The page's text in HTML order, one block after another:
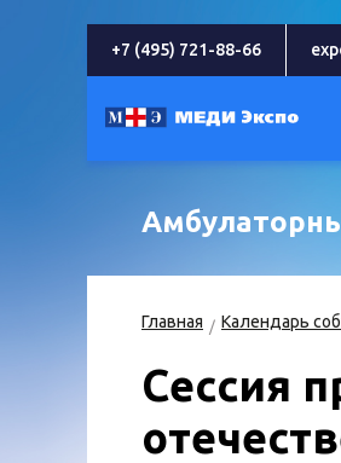
+7 (495) 721-88-66
Главная Календарь
Сессия